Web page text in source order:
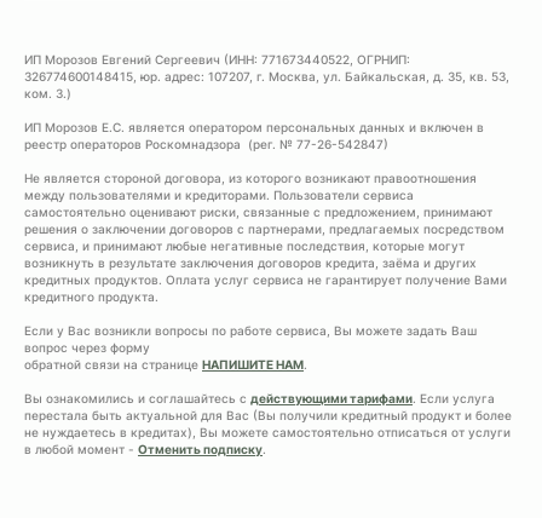
ИП Морозов Евгений Сергеевич (ИНН: 771673440522, ОГРНИП:
326774600148415, юр. адрес: 107207, г. Москва, ул. Байкальская, д. 35, кв. 53,
ком. 3.)
ИП Морозов Е.С. является оператором персональных данных и включен в
реестр операторов Роскомнадзора (рег. № 77-26-542847)
Не является стороной договора, из которого возникают правоотношения
между пользователями и кредиторами. Пользователи сервиса
самостоятельно оценивают риски, связанные с предложением, принимают
решения о заключении договоров с партнерами, предлагаемых посредством
сервиса, и принимают любые негативные последствия, которые могут
возникнуть в результате заключения договоров кредита, заёма и других
кредитных продуктов. Оплата услуг сервиса не гарантирует получение Вами
кредитного продукта.
Если у Вас возникли вопросы по работе сервиса, Вы можете задать Ваш
вопрос через форму
обратной связи на странице НАПИШИТЕ НАМ.
Вы ознакомились и соглашайтесь с действующими тарифами. Если услуга
перестала быть актуальной для Вас (Вы получили кредитный продукт и более
не нуждаетесь в кредитах), Вы можете самостоятельно отписаться от услуги
в любой момент - Отменить подписку.